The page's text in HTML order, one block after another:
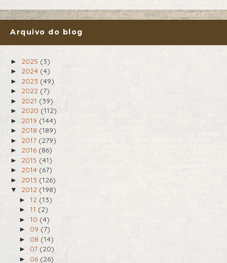
Arquivo do blog
► 2025 (3)
► 2024 (4)
► 2023 (49)
► 2022 (7)
► 2021 (39)
► 2020 (112)
► 2019 (144)
► 2018 (189)
► 2017 (279)
► 2016 (86)
► 2015 (41)
► 2014 (67)
► 2013 (126)
▼ 2012 (198)
► 12 (13)
► 11 (2)
► 10 (4)
► 09 (7)
► 08 (14)
► 07 (20)
► 06 (26)